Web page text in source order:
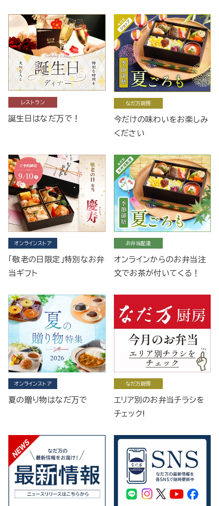
レストラン
誕生日はなだ万で！
なだ万厨房
今だけの味わいをお楽しみ
ください
オンラインストア
「敬老の日限定」特別なお弁
当ギフト
お弁当配達
オンラインからのお弁当注
文でお茶が付いてくる！
オンラインストア
夏の贈り物はなだ万で
なだ万厨房
エリア別のお弁当チラシを
チェック!